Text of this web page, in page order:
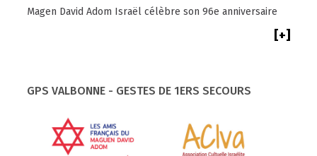
Magen David Adom Israël célèbre son 96e anniversaire
[+]
GPS VALBONNE - GESTES DE 1ERS SECOURS